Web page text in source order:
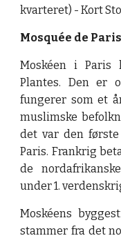
kvarteret) - Kort
Mosquée de Paris
Moskéen i Paris
Plantes. Den er
fungerer som et
muslimske
det var den
Paris. Frankrig
de
under 1.
Moskéens
stammer fra det